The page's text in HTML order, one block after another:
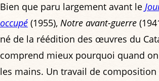
Bien que paru largement avant le
occupé (1955), Notre avant-guerre
né de la réédition des œuvres du
comprend mieux pourquoi quand
les mains. Un travail de composition